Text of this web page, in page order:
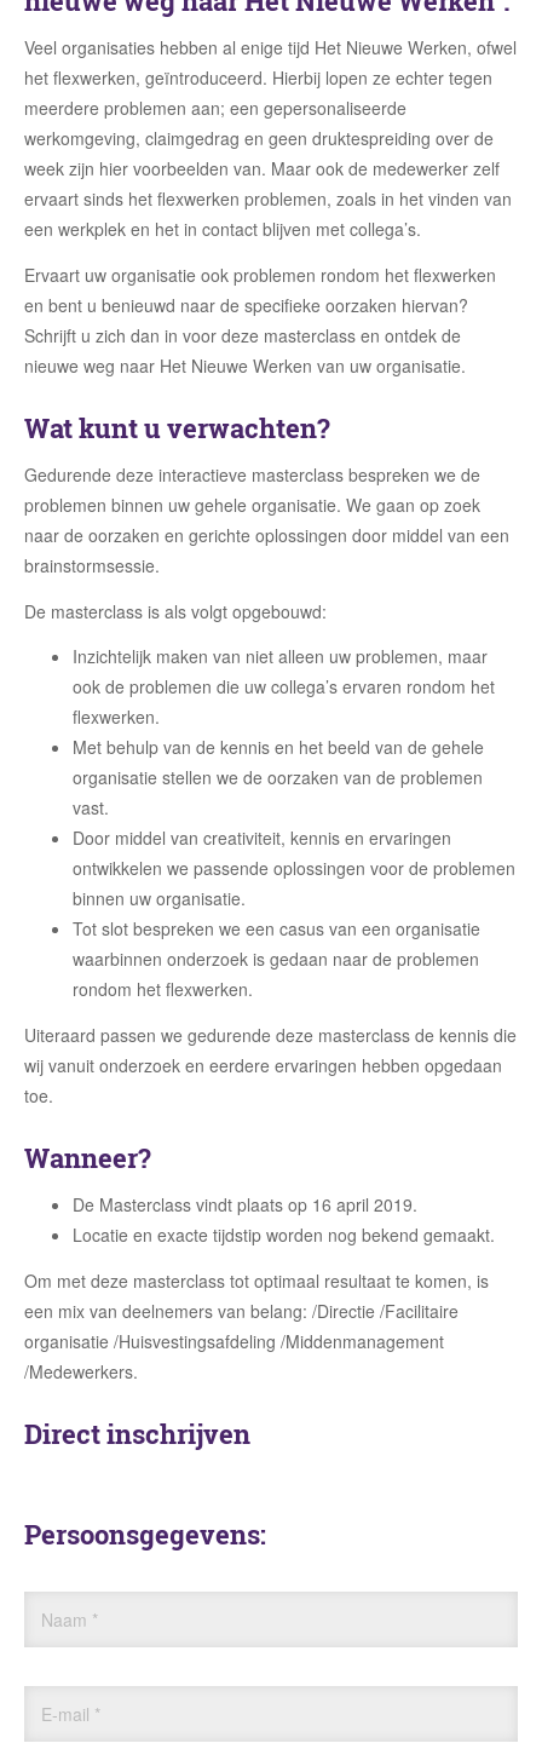
Veel organisaties hebben al enige tijd Het Nieuwe Werken, ofwel
het flexwerken, geïntroduceerd. Hierbij lopen ze echter tegen
meerdere problemen aan; een gepersonaliseerde
werkomgeving, claimgedrag en geen druktespreiding over de
week zijn hier voorbeelden van. Maar ook de medewerker zelf
ervaart sinds het flexwerken problemen, zoals in het vinden van
een werkplek en het in contact blijven met collega’s.
Ervaart uw organisatie ook problemen rondom het flexwerken
en bent u benieuwd naar de specifieke oorzaken hiervan?
Schrijft u zich dan in voor deze masterclass en ontdek de
nieuwe weg naar Het Nieuwe Werken van uw organisatie.
Wat kunt u verwachten?
Gedurende deze interactieve masterclass bespreken we de
problemen binnen uw gehele organisatie. We gaan op zoek
naar de oorzaken en gerichte oplossingen door middel van een
brainstormsessie.
De masterclass is als volgt opgebouwd:
Inzichtelijk maken van niet alleen uw problemen, maar
ook de problemen die uw collega’s ervaren rondom het
flexwerken.
Met behulp van de kennis en het beeld van de gehele
organisatie stellen we de oorzaken van de problemen
vast.
Door middel van creativiteit, kennis en ervaringen
ontwikkelen we passende oplossingen voor de problemen
binnen uw organisatie.
Tot slot bespreken we een casus van een organisatie
waarbinnen onderzoek is gedaan naar de problemen
rondom het flexwerken.
Uiteraard passen we gedurende deze masterclass de kennis die
wij vanuit onderzoek en eerdere ervaringen hebben opgedaan
toe.
Wanneer?
De Masterclass vindt plaats op 16 april 2019.
Locatie en exacte tijdstip worden nog bekend gemaakt.
Om met deze masterclass tot optimaal resultaat te komen, is
een mix van deelnemers van belang: /Directie /Facilitaire
organisatie /Huisvestingsafdeling /Middenmanagement
/Medewerkers.
Direct inschrijven
Persoonsgegevens:
Naam *
E-mail *